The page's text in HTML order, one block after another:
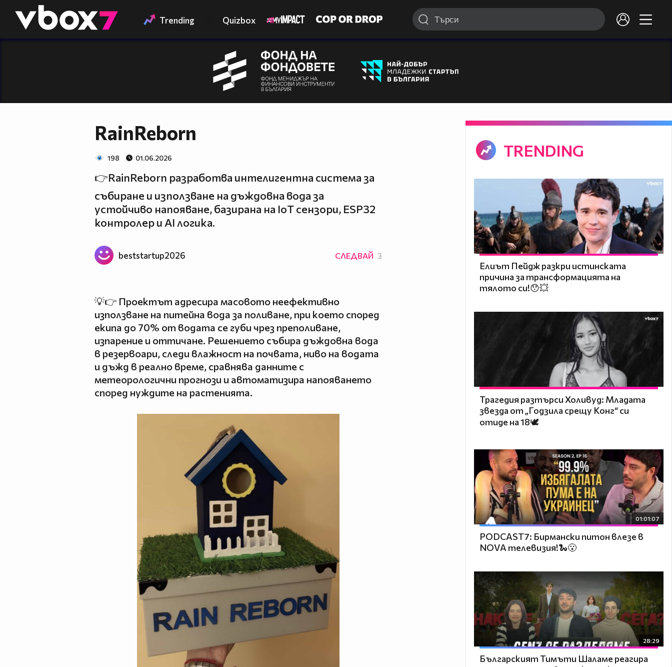
👾 Trending Quizbox
RainReborn
198 01.06.2026
👉RainReborn разработва интелигентна система за
събиране и използване на дъждовна вода за
устойчиво напояване, базирана на IoT сензори, ESP32
контролер и AI логика.
beststartup2026 СЛЕДВАЙ 3
💡👉 Проектът адресира масовото неефективно
използване на питейна вода за поливане, при което според
екипа до 70% от водата се губи чрез преполиване,
изпарение и оттичане. Решението събира дъждовна вода
в резервоари, следи влажност на почвата, ниво на водата
и дъжд в реално време, сравнява данните с
метеорологични прогнози и автоматизира напояването
според нуждите на растенията.
TRENDING
Елиът Пейдж разкри истинската
причина за трансформацията на
тялото си!😯💥
Трагедия разтърси Холивуд: Младата
звезда от „Годзила срещу Конг“ си
отиде на 18🕊️
01:01:07
PODCAST7: Бирмански питон влезе в
NOVA телевизия!🐍😮
28:29
Българският Тимъти Шаламе реагира